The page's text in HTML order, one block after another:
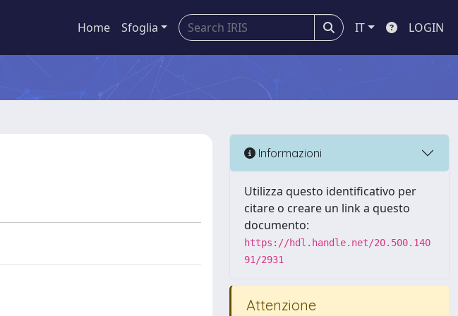
Home Sfoglia IT LOGIN
Informazioni
Utilizza questo identificativo per
citare o creare un link a questo
documento:
https://hdl.handle.net/20.500.140
91/2931
Attenzione